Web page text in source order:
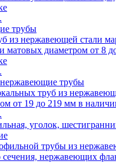
трубы
из нержавеющей стали
матовых диаметром от 8
трубы
труб из
от 19 до 219 мм в
уголок,
трубы из
сечения, нержавеющих